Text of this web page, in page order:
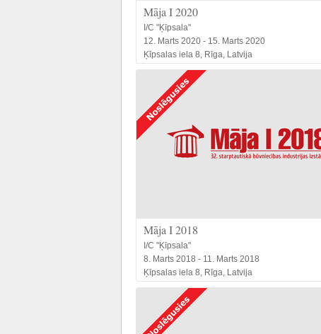
Māja I 2020
I/C "Ķīpsala"
12. Marts 2020 - 15. Marts 2020
Ķīpsalas iela 8, Rīga, Latvija
Māja I 2018
I/C "Ķīpsala"
8. Marts 2018 - 11. Marts 2018
Ķīpsalas iela 8, Rīga, Latvija